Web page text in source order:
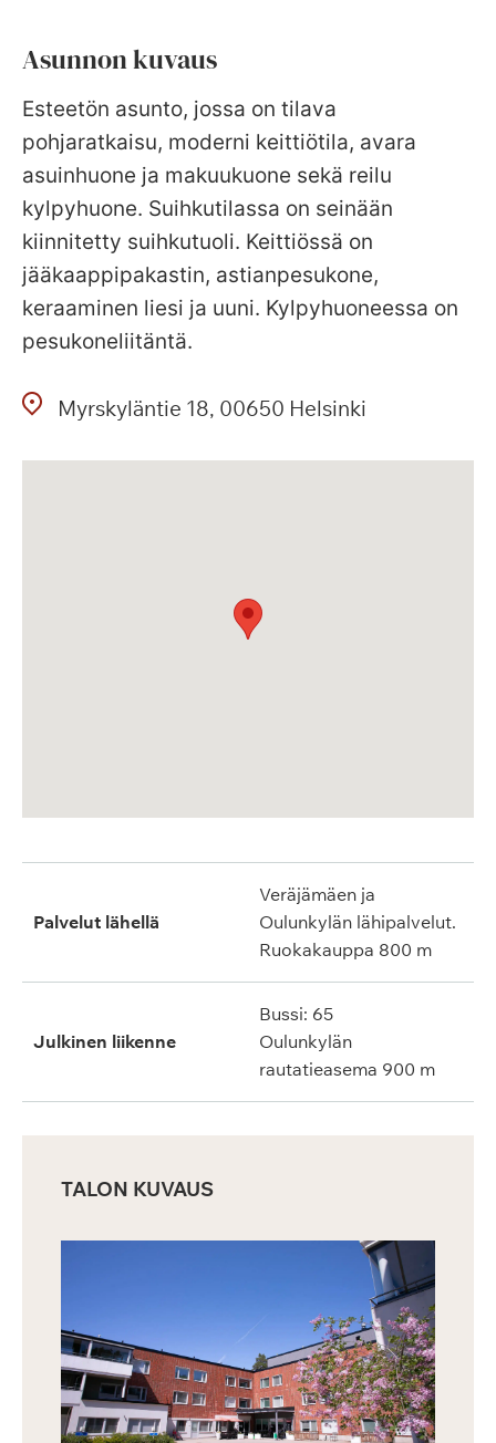
Asunnon kuvaus
Esteetön asunto, jossa on tilava
pohjaratkaisu, moderni keittiötila, avara
asuinhuone ja makuukuone sekä reilu
kylpyhuone. Suihkutilassa on seinään
kiinnitetty suihkutuoli. Keittiössä on
jääkaappipakastin, astianpesukone,
keraaminen liesi ja uuni. Kylpyhuoneessa on
pesukoneliitäntä.
Myrskyläntie 18 00650 Helsinki
Palvelut lähellä
Veräjämäen ja
Oulunkylän lähipalvelut.
Ruokakauppa 800 m
Julkinen liikenne
Bussi: 65
Oulunkylän
rautatieasema 900 m
TALON KUVAUS